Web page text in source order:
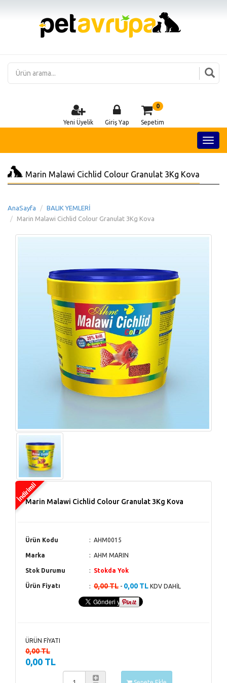
Yeni Üyelik Giriş Yap
0
Sepetim
Marin Malawi Cichlid Colour Granulat 3Kg Kova
AnaSayfa
BALIK YEMLERİ
Marin Malawi Cichlid Colour Granulat 3Kg Kova
Marin Malawi Cichlid Colour Granulat 3Kg Kova
Ürün Kodu AHM0015
Marka AHM MARIN
Stok Durumu Stokda Yok
Ürün Fiyatı 0,00 TL - 0,00 TL KDV DAHİL
ÜRÜN FİYATI
0,00 TL
0,00 TL